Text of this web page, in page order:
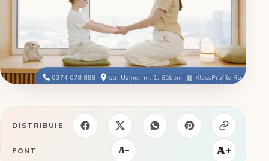
DISTRIBUIE
FONT A− A+